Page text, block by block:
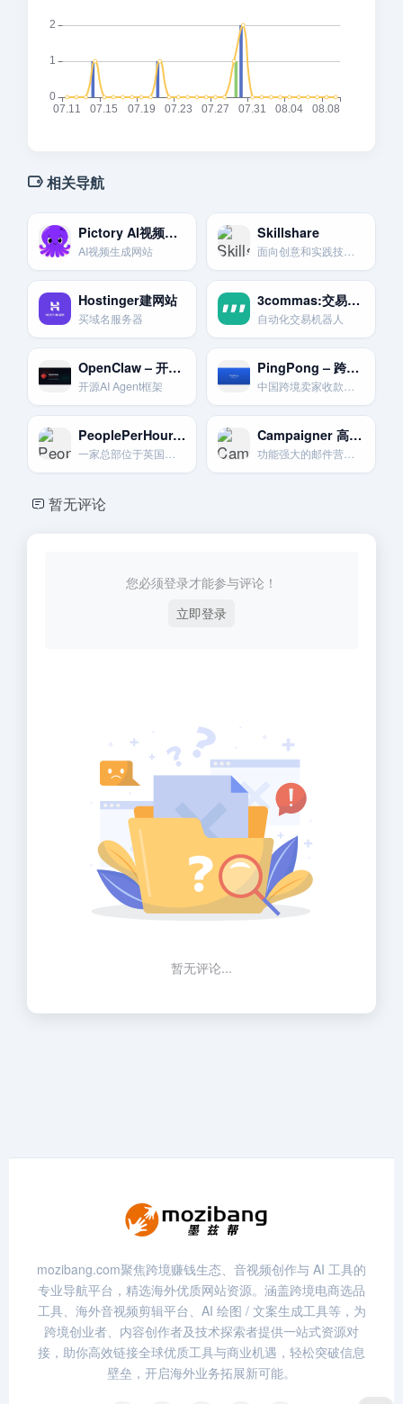
相关导航
Pictory AI视频生成网站
AI视频生成网站
Skillshare
面向创意和实践技能的在线学习社区，强调项目式学习。
Hostinger建网站
买域名服务器
3commas:交易机器人
自动化交易机器人
OpenClaw – 开源AI Agent框架
开源AI Agent框架
PingPong – 跨境卖家收款
中国跨境卖家收款平台
PeoplePerHour-英国自由职业平台
一家总部位于英国的自由职业者平台。提供按小时工作和固定价格项目两种模式。
Campaigner 高级自动化
功能强大的邮件营销自动化平台，提供复杂的工作流和细分功能。
暂无评论
您必须登录才能参与评论！
立即登录
暂无评论...
mozibang.com聚焦跨境赚钱生态、音视频创作与 AI 工具的
专业导航平台，精选海外优质网站资源。涵盖跨境电商选品
工具、海外音视频剪辑平台、AI 绘图 / 文案生成工具等，为
跨境创业者、内容创作者及技术探索者提供一站式资源对
接，助你高效链接全球优质工具与商业机遇，轻松突破信息
壁垒，开启海外业务拓展新可能。